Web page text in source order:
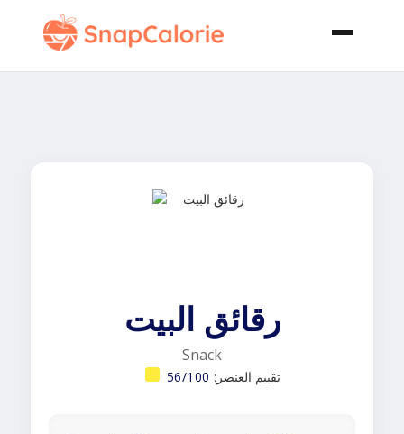
رقائق البيت
Snack
تقييم العنصر: 56/100